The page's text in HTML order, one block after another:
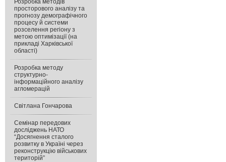
Розробка методів
просторового аналізу та
прогнозу демографічного
процесу й системи
розселення регіону з
метою оптимізації (на
прикладі Харківської
області)
Розробка методу
структурно-
інформаційного аналізу
агломерацій
Світлана Гончарова
Семінар передових
досліджень НАТО
“Досягнення сталого
розвитку в Україні через
реконструкцію військових
територій”